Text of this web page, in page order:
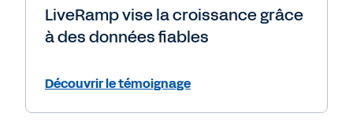
LiveRamp vise la croissance grâce
à des données fiables
Découvrir le témoignage